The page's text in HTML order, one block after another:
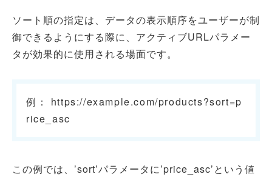
ソート順の指定は、データの表示順序をユーザーが制
御できるようにする際に、アクティブURLパラメー
タが効果的に使用される場面です。
例： https://example.com/products?sort=p
rice_asc
この例では、’sort’パラメータに’price_asc’という値